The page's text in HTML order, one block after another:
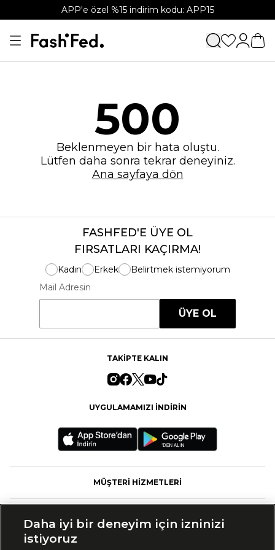
APP'e özel %15 indirim kodu: APP15
500
Beklenmeyen bir hata oluştu.
Lütfen daha sonra tekrar deneyiniz.
Ana sayfaya dön
FASHFED'E ÜYE OL
FIRSATLARI KAÇIRMA!
Kadın Erkek
Belirtmek istemiyorum
Mail Adresin
ÜYE OL
TAKİPTE KALIN
UYGULAMAMIZI İNDİRİN
MÜŞTERİ HİZMETLERİ
Daha iyi bir deneyim için izninizi
istiyoruz